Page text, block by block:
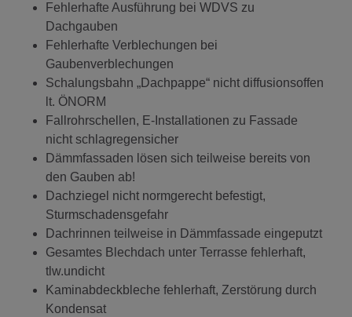
Fehlerhafte Ausführung bei WDVS zu
Dachgauben
Fehlerhafte Verblechungen bei
Gaubenverblechungen
Schalungsbahn „Dachpappe“ nicht diffusionsoffen
lt. ÖNORM
Fallrohrschellen, E-Installationen zu Fassade
nicht schlagregensicher
Dämmfassaden lösen sich teilweise bereits von
den Gauben ab!
Dachziegel nicht normgerecht befestigt,
Sturmschadensgefahr
Dachrinnen teilweise in Dämmfassade eingeputzt
Gesamtes Blechdach unter Terrasse fehlerhaft,
tlw.undicht
Kaminabdeckbleche fehlerhaft, Zerstörung durch
Kondensat